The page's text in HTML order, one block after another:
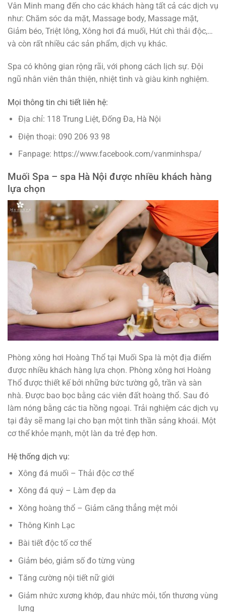
Vân Minh mang đến cho các khách hàng tất cả các dịch vụ
như: Chăm sóc da mặt, Massage body, Massage mặt,
Giảm béo, Triệt lông, Xông hơi đá muối, Hút chì thải độc,…
và còn rất nhiều các sản phẩm, dịch vụ khác.
Spa có không gian rộng rãi, với phong cách lịch sự. Đội
ngũ nhân viên thân thiện, nhiệt tình và giàu kinh nghiệm.
Mọi thông tin chi tiết liên hệ:
Địa chỉ: 118 Trung Liệt, Đống Đa, Hà Nội
Điện thoại: 090 206 93 98
Fanpage: https://www.facebook.com/vanminhspa/
Muối Spa – spa Hà Nội được nhiều khách hàng
lựa chọn
Phòng xông hơi Hoàng Thổ tại Muối Spa là một địa điểm
được nhiều khách hàng lựa chọn. Phòng xông hơi Hoàng
Thổ được thiết kế bởi những bức tường gỗ, trần và sàn
nhà. Được bao bọc bằng các viên đất hoàng thổ. Sau đó
làm nóng bằng các tia hồng ngoại. Trải nghiệm các dịch vụ
tại đây sẽ mang lại cho bạn một tinh thần sảng khoái. Một
cơ thể khỏe mạnh, một làn da trẻ đẹp hơn.
Hệ thống dịch vụ:
Xông đá muối – Thải độc cơ thể
Xông đá quý – Làm đẹp da
Xông hoàng thổ – Giảm căng thẳng mệt mỏi
Thông Kinh Lạc
Bài tiết độc tố cơ thể
Giảm béo, giảm số đo từng vùng
Tăng cường nội tiết nữ giới
Giảm nhức xương khớp, đau nhức mỏi, tổn thương vùng
lưng